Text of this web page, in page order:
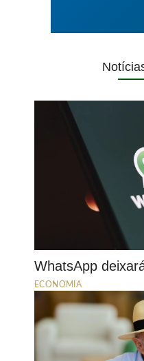
WhatsApp
ECONOMIA